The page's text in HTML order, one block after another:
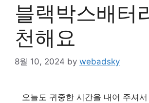
블랙박스배터
천해요
8월 10, 2024 by webadsky
오늘도 귀중한 시간을 내어 주셔